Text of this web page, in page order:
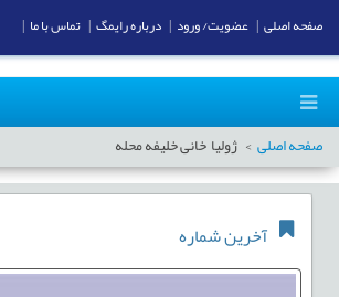
صفحه اصلی ژولیا خانی خلیفه محله
آخرین شماره
صفحه اصلی عضویت/ ورود درباره رایمگ تماس با ما